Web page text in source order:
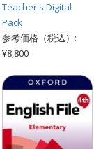
Teacher's Digital
Pack
参考価格（税込）:
¥8,800